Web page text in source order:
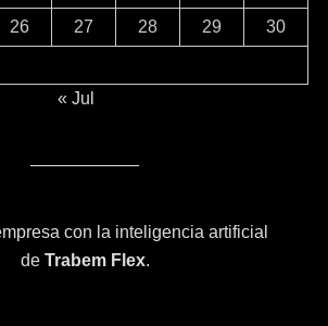
26 27 28 29 30
« Jul
con la inteligencia artificial
de Trabem Flex.